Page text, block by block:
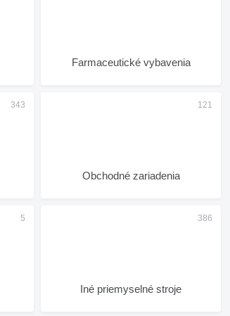
Farmaceutické vybavenia
Obchodné zariadenia
Iné priemyselné stroje